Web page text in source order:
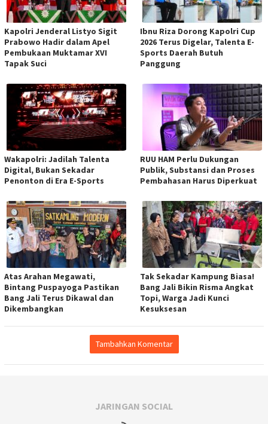
Kapolri Jenderal Listyo Sigit
Prabowo Hadir dalam Apel
Pembukaan Muktamar XVI
Tapak Suci
Ibnu Riza Dorong Kapolri Cup
2026 Terus Digelar, Talenta E-
Sports Daerah Butuh
Panggung
Wakapolri: Jadilah Talenta
Digital, Bukan Sekadar
Penonton di Era E-Sports
RUU HAM Perlu Dukungan
Publik, Substansi dan Proses
Pembahasan Harus Diperkuat
Atas Arahan Megawati,
Bintang Puspayoga Pastikan
Bang Jali Terus Dikawal dan
Dikembangkan
Tak Sekadar Kampung Biasa!
Bang Jali Bikin Risma Angkat
Topi, Warga Jadi Kunci
Kesuksesan
Tambahkan Komentar
JARINGAN SOCIAL